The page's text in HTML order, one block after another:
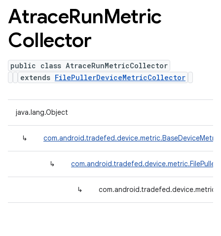
AtraceRunMetric
Collector
public class AtraceRunMetricCollector
extends FilePullerDeviceMetricCollector
java.lang.Object
↳
↳
↳